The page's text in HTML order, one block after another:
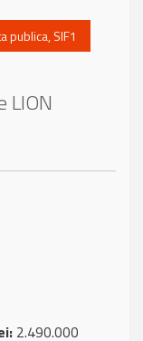
publica,SIF1
LION
2.490.000